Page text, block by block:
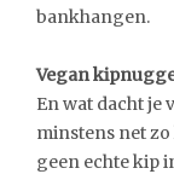
bankhangen.
Vegan
En wat dacht je
minstens net
geen echte kip